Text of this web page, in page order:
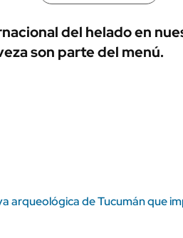
del helado en
son parte del menú.
arqueológica de Tucumán que